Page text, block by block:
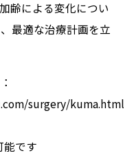
齢による変化につい
最適な治療計画を立
surgery/kuma.html
です